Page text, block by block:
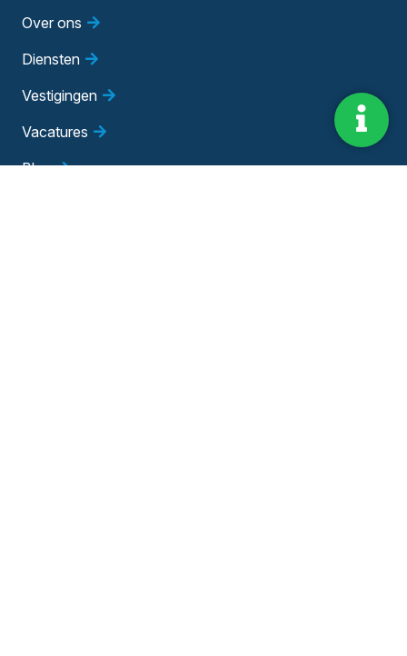
Over ons
Diensten
Vestigingen
Vacatures
Blog